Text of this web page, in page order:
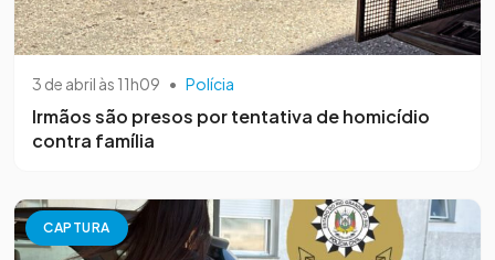
3 de abril às 11h09 • Polícia
Irmãos são presos por tentativa de homicídio
contra família
CAPTURA